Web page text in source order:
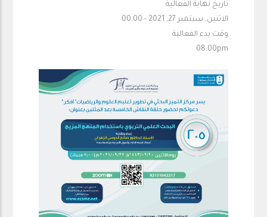
تاريخ نهاية الفعالية
الاثنين, سبتمبر 27, 2021 - 00:00
وقت بدء الفعالية
08:00pm